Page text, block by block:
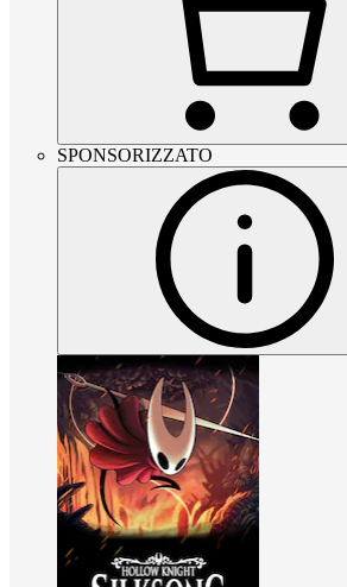
SPONSORIZZATO